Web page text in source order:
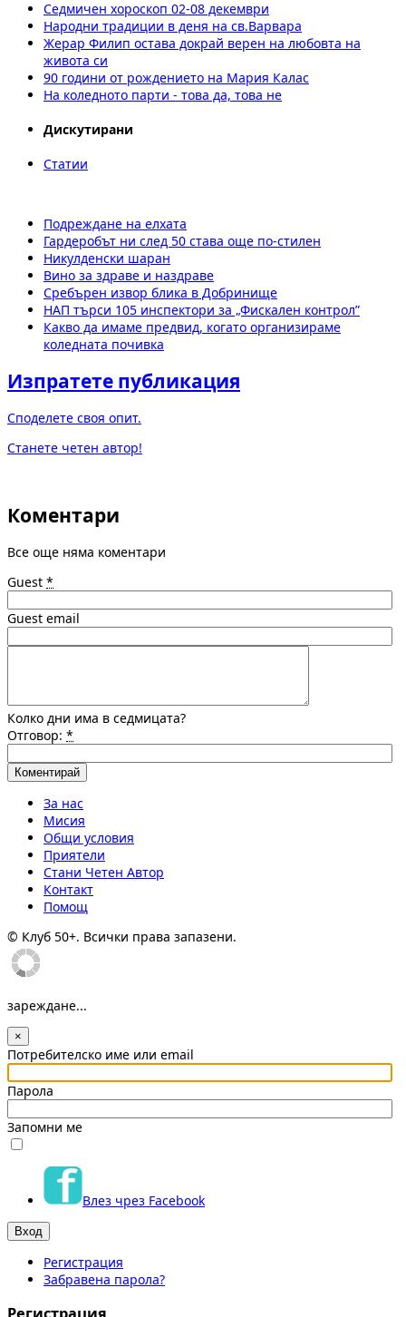
Седмичен хороскоп 02-08 декември
Народни традиции в деня на св.Варвара
Жерар Филип остава докрай верен на любовта на
живота си
90 години от рождението на Мария Калас
На коледното парти - това да, това не
Дискутирани
Статии
Подреждане на елхата
Гардеробът ни след 50 става още по-стилен
Никулденски шаран
Вино за здраве и наздраве
Сребърен извор блика в Добринище
НАП търси 105 инспектори за „Фискален контрол”
Какво да имаме предвид, когато организираме
коледната почивка
Изпратете публикация
Споделете своя опит.
Станете четен автор!
Коментари
Все още няма коментари
Guest *
Guest email
Колко дни има в седмицата?
Отговор: *
За нас
Мисия
Общи условия
Приятели
Стани Четен Автор
Контакт
Помощ
© Клуб 50+. Всички права запазени.
зареждане...
×
Потребителско име или email
Парола
Запомни ме
Влез чрез Facebook
Регистрация
Забравена парола?
Регистрация